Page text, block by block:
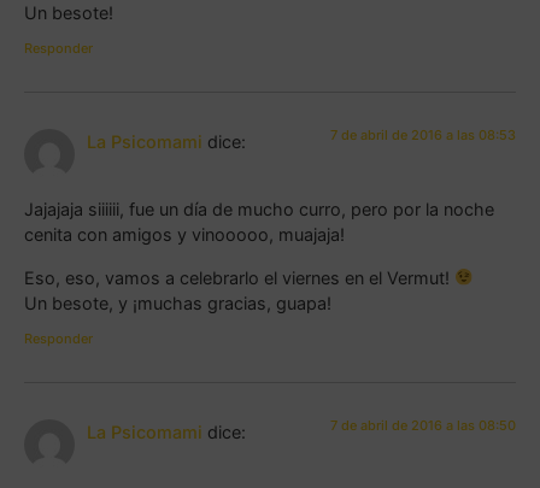
Un besote!
Responder
La Psicomami dice: 7 de abril de 2016 a las 08:53
Jajajaja siiiiii, fue un día de mucho curro, pero por la noche
cenita con amigos y vinooooo, muajaja!
Eso, eso, vamos a celebrarlo el viernes en el Vermut!
Un besote, y ¡muchas gracias, guapa!
Responder
La Psicomami dice: 7 de abril de 2016 a las 08:50